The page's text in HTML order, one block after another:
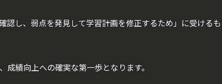
認し、弱点を発見して学習計画を修正するため」に受けるも
績向上への確実な第一歩となります。